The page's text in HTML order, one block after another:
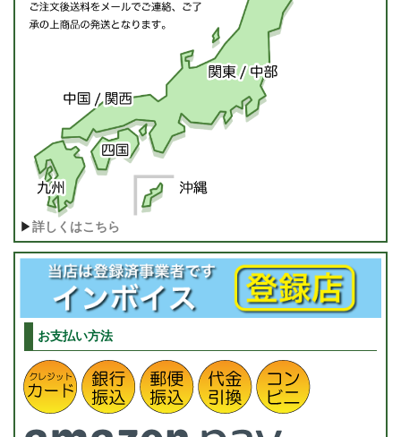
▶詳しくはこちら
お支払い方法